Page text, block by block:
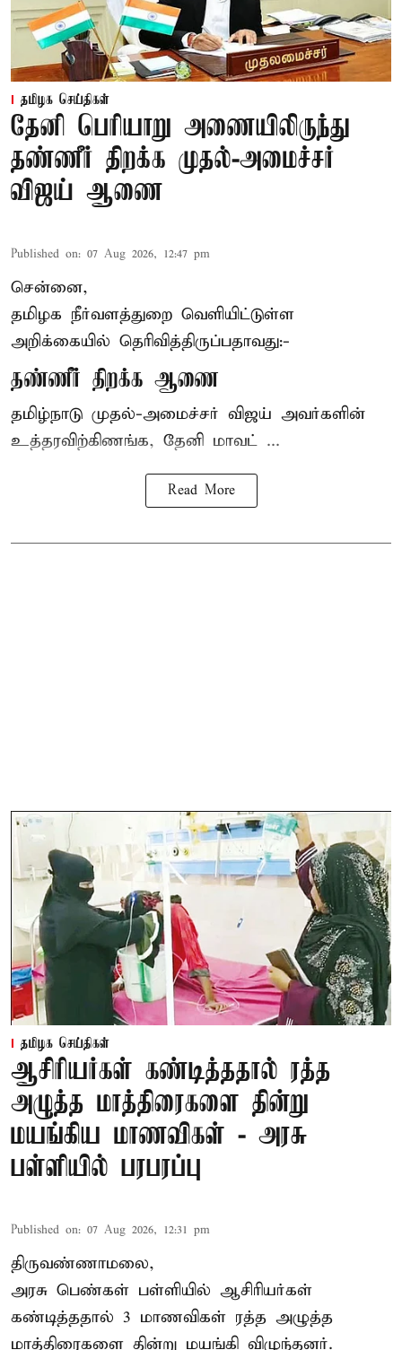
தமிழக செய்திகள்
தேனி பெரியாறு அணையிலிருந்து
தண்ணீர் திறக்க முதல்-அமைச்சர்
விஜய் ஆணை
Published on: 07 Aug 2026, 12:47 pm
சென்னை,
தமிழக நீர்வளத்துறை வெளியிட்டுள்ள
அறிக்கையில் தெரிவித்திருப்பதாவது:-
தண்ணீர் திறக்க ஆணை
தமிழ்நாடு முதல்-அமைச்சர் விஜய் அவர்களின்
உத்தரவிற்கிணங்க, தேனி மாவட் ...
Read More
தமிழக செய்திகள்
ஆசிரியர்கள் கண்டித்ததால் ரத்த
அழுத்த மாத்திரைகளை தின்று
மயங்கிய மாணவிகள் - அரசு
பள்ளியில் பரபரப்பு
Published on: 07 Aug 2026, 12:31 pm
திருவண்ணாமலை,
அரசு பெண்கள் பள்ளியில் ஆசிரியர்கள்
கண்டித்ததால் 3 மாணவிகள் ரத்த அழுத்த
மாத்திரைகளை தின்று மயங்கி விழுந்தனர்.